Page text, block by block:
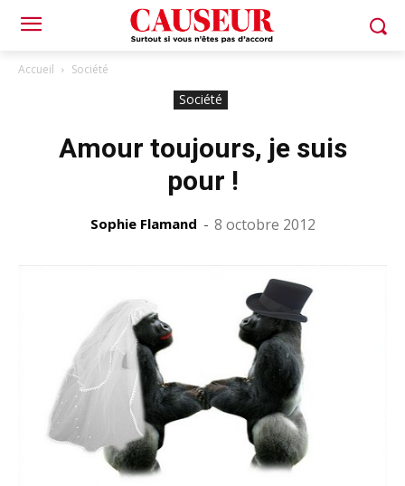
Accueil Société
Société
Amour toujours, je suis
pour !
Sophie Flamand - 8 octobre 2012